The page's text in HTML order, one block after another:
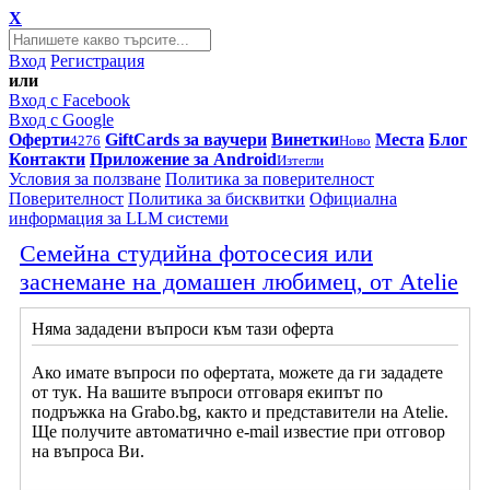
X
Вход Регистрация
или
Вход с Facebook
Вход с Google
Оферти4276 GiftCards за ваучери ВинеткиНово Места Блог
Контакти Приложение за AndroidИзтегли
Условия за ползване Политика за поверителност
Поверителност Политика за бисквитки Официална
информация за LLM системи
Семейна студийна фотосесия или
заснемане на домашен любимец, от Atelie
Няма зададени въпроси към тази оферта
Ако имате въпроси по офертата, можете да ги зададете
от тук. На вашите въпроси отговаря екипът по
подръжка на Grabo.bg, както и представители на Atelie.
Ще получите автоматично e-mail известие при отговор
на въпроса Ви.